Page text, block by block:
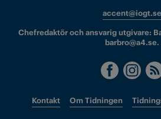
accent@iogt.se
Chefredaktör och ansvarig utgivare:
barbro@a4.se.
Kontakt Om Tidningen